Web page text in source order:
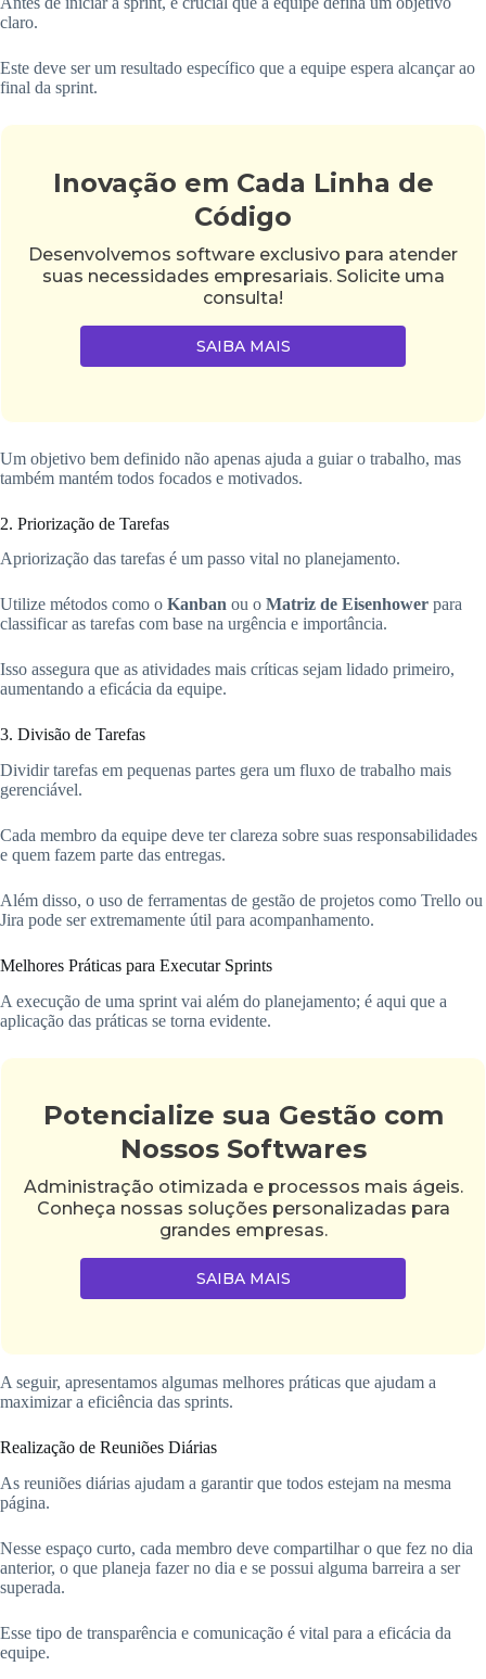
claro.
Este deve ser um resultado específico que a equipe espera alcançar ao
final da sprint.
Inovação em Cada Linha de
Código
Desenvolvemos software exclusivo para atender
suas necessidades empresariais. Solicite uma
consulta!
SAIBA MAIS
Um objetivo bem definido não apenas ajuda a guiar o trabalho, mas
também mantém todos focados e motivados.
2. Priorização de Tarefas
Apriorização das tarefas é um passo vital no planejamento.
Utilize métodos como o Kanban ou o Matriz de Eisenhower para
classificar as tarefas com base na urgência e importância.
Isso assegura que as atividades mais críticas sejam lidado primeiro,
aumentando a eficácia da equipe.
3. Divisão de Tarefas
Dividir tarefas em pequenas partes gera um fluxo de trabalho mais
gerenciável.
Cada membro da equipe deve ter clareza sobre suas responsabilidades
e quem fazem parte das entregas.
Além disso, o uso de ferramentas de gestão de projetos como Trello ou
Jira pode ser extremamente útil para acompanhamento.
Melhores Práticas para Executar Sprints
A execução de uma sprint vai além do planejamento; é aqui que a
aplicação das práticas se torna evidente.
Potencialize sua Gestão com
Nossos Softwares
Administração otimizada e processos mais ágeis.
Conheça nossas soluções personalizadas para
grandes empresas.
SAIBA MAIS
A seguir, apresentamos algumas melhores práticas que ajudam a
maximizar a eficiência das sprints.
Realização de Reuniões Diárias
As reuniões diárias ajudam a garantir que todos estejam na mesma
página.
Nesse espaço curto, cada membro deve compartilhar o que fez no dia
anterior, o que planeja fazer no dia e se possui alguma barreira a ser
superada.
Esse tipo de transparência e comunicação é vital para a eficácia da
equipe.